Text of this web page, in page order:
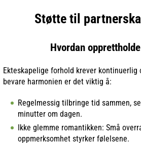
Støtte til
Hvordan
Ekteskapelige forhold krever kontinuerlig
bevare harmonien er det viktig å:
Regelmessig tilbringe tid sammen,
minutter om dagen.
Ikke glemme romantikken: Små
oppmerksomhet styrker følelsene.